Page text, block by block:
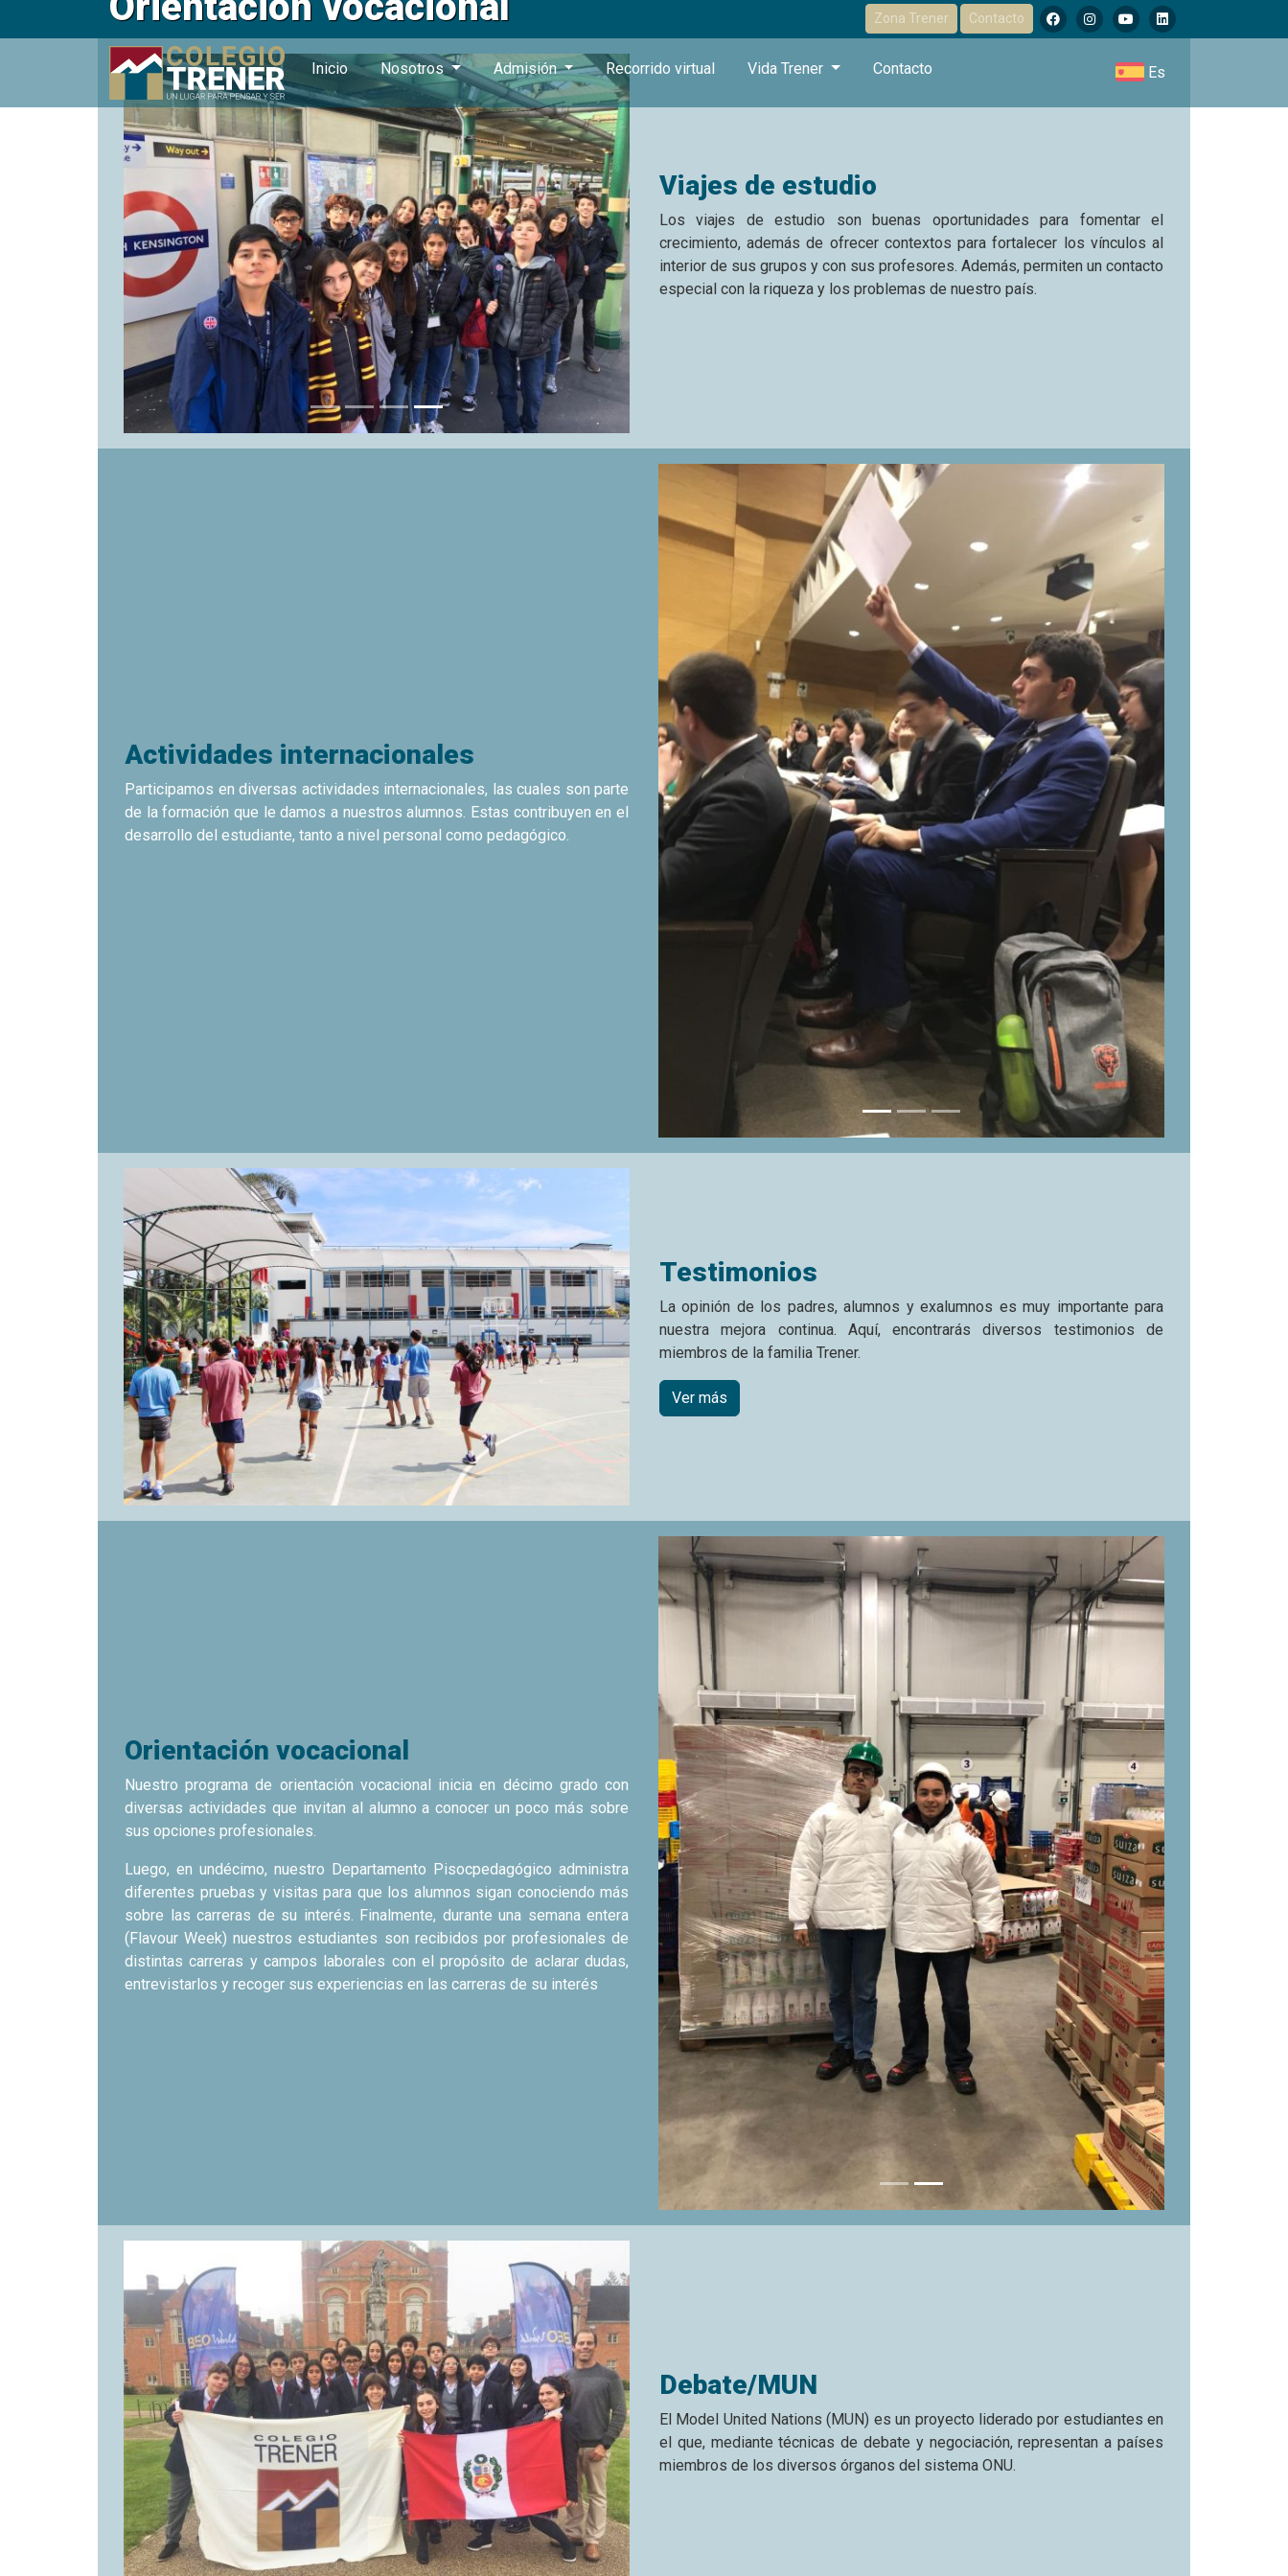
Zona Trener Contacto
Inicio Nosotros Admisión Recorrido virtual Vida Trener Contacto Es
Viajes de estudio
Los viajes de estudio son buenas oportunidades para fomentar el
crecimiento, además de ofrecer contextos para fortalecer los vínculos al
interior de sus grupos y con sus profesores. Además, permiten un contacto
especial con la riqueza y los problemas de nuestro país.
Testimonios
La opinión de los padres, alumnos y exalumnos es muy importante para
nuestra mejora continua. Aquí, encontrarás diversos testimonios de
miembros de la familia Trener.
Orientación vocacional
Nuestro programa de orientación vocacional inicia en décimo grado con
diversas actividades que invitan al alumno a conocer un poco más sobre
sus opciones profesionales.
Luego, en undécimo, nuestro Departamento Pisocpedagógico administra
diferentes pruebas y visitas para que los alumnos sigan conociendo más
sobre las carreras de su interés. Finalmente, durante una semana entera
(Flavour Week) nuestros estudiantes son recibidos por profesionales de
distintas carreras y campos laborales con el propósito de aclarar dudas,
entrevistarlos y recoger sus experiencias en las carreras de su interés
Debate/MUN
El Model United Nations (MUN) es un proyecto liderado por estudiantes en
el que, mediante técnicas de debate y negociación, representan a países
miembros de los diversos órganos del sistema ONU.
Reglamento interno Reglamento de evaluación RVM-048-2024-minedu
Contacto
01-705-1500
Admisión y traslados
Libro de Reclamaciones
Colegio Trener de Monterrico S.A.
Inscrita en la Partida 11068120 /
RUC 20269300141